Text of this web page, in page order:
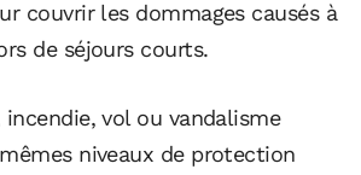
couvrir les dommages causés à
de séjours courts.
incendie, vol ou vandalisme
niveaux de protection